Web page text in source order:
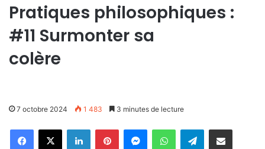
Pratiques philosophiques :
#11 Surmonter sa
colère
7 octobre 2024 1 483 3 minutes de lecture
LinkedinPinterestMessengerWhatsAppTelegramPartager par email